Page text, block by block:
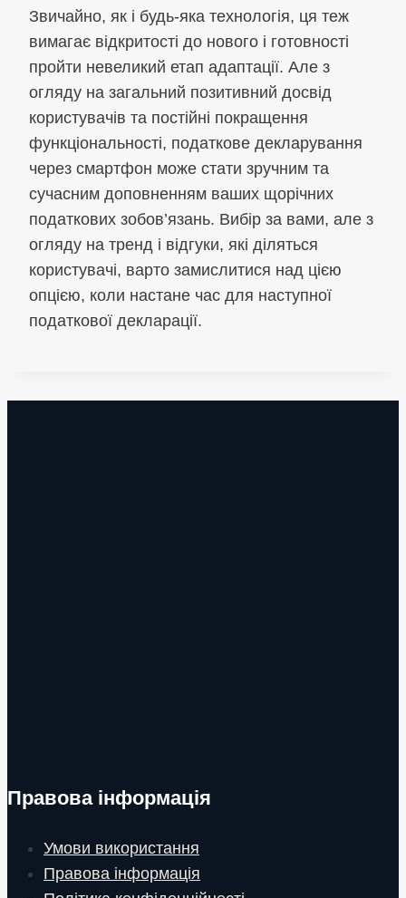
Звичайно, як і будь-яка технологія, ця теж
вимагає відкритості до нового і готовності
пройти невеликий етап адаптації. Але з
огляду на загальний позитивний досвід
користувачів та постійні покращення
функціональності, податкове декларування
через смартфон може стати зручним та
сучасним доповненням ваших щорічних
податкових зобов’язань. Вибір за вами, але з
огляду на тренд і відгуки, які діляться
користувачі, варто замислитися над цією
опцією, коли настане час для наступної
податкової декларації.
Правова інформація
Умови використання
Правова інформація